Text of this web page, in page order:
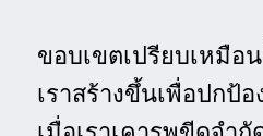
ขอบเขตเปรียบเหมือ
เราสร้างขึ้นเพื่อปกป้